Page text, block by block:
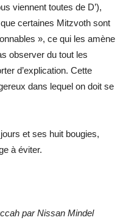
viennent toutes de D’),
certaines Mitzvoth sont
», ce qui les amène
observer du tout les
d’explication. Cette
dans lequel on doit se
et ses huit bougies,
à éviter.
par Nissan Mindel